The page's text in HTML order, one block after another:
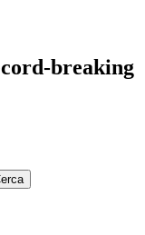
breaking